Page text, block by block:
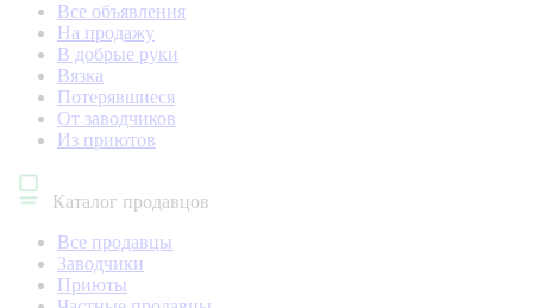
Все объявления
На продажу
В добрые руки
Вязка
Потерявшиеся
От заводчиков
Из приютов
Каталог продавцов
Все продавцы
Заводчики
Приюты